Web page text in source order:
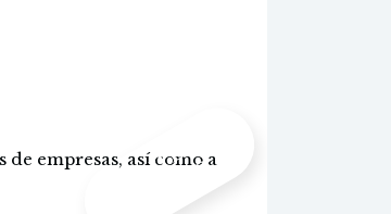
empresas, así como a
CONTENIDO
PROPIO